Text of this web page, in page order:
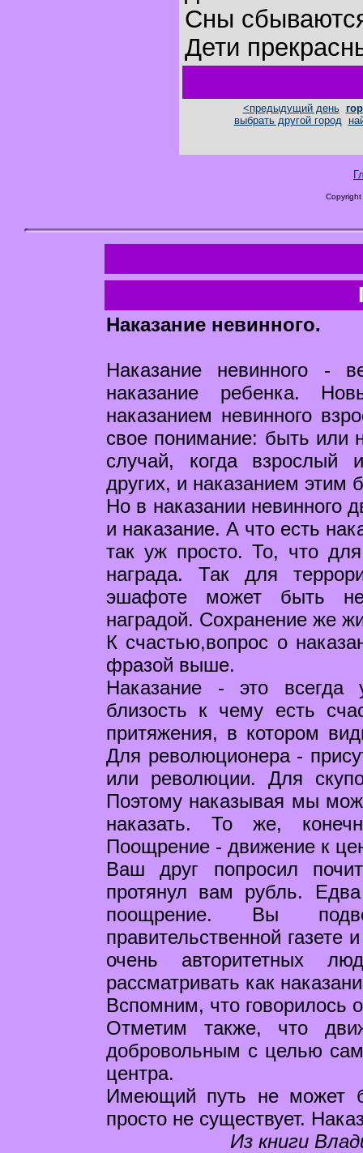
Сны
Дети
<предыдущий день
выбрать другой город
Наказание невинного.
Наказание невинного -
наказание ребенка.
наказанием невинного
свое понимание: быть
случай, когда взрослый
других, и наказанием этим
Но в наказании невинного
и наказание. А что есть
так уж просто. То, что
награда. Так для
эшафоте может быть
наградой. Сохранение же
К счастью,вопрос о
фразой выше.
Наказание - это всегда
близость к чему есть
притяжения, в котором
Для революционера -
или революции. Для
Поэтому наказывая мы
наказать. То же,
Поощрение - движение к
Ваш друг попросил
протянул вам рубль.
поощрение. Вы
правительственной
очень авторитетных
рассматривать как
Вспомним, что говорилось
Отметим также, что
добровольным с целью
центра.
Имеющий путь не может
просто не существует.
Из книги